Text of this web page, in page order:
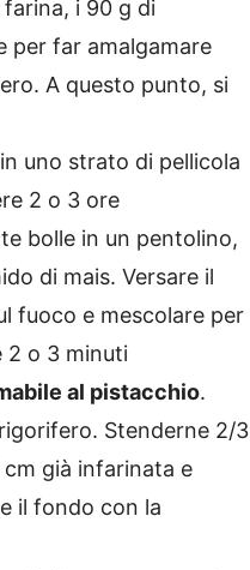
i 90 g di
per far amalgamare
A questo punto, si
uno strato di pellicola
2 o 3 ore
bolle in un pentolino,
di mais. Versare il
fuoco e mescolare per
2 o 3 minuti
al pistacchio.
Stenderne 2/3
già infarinata e
il fondo con la